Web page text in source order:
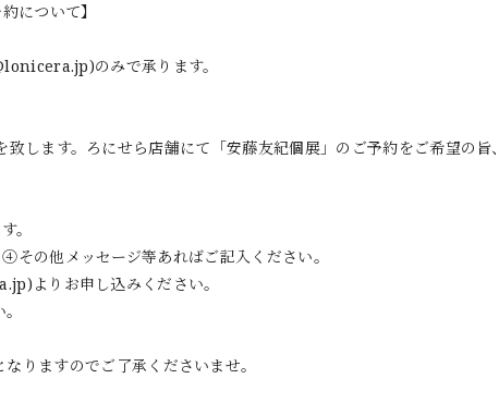
について】
)のみで承ります。
します。ろにせら店舗にて「安藤友紀個展」のご予約をご希望の旨
。
の他メッセージ等あればご記入ください。
)よりお申し込みください。
りますのでご了承くださいませ。